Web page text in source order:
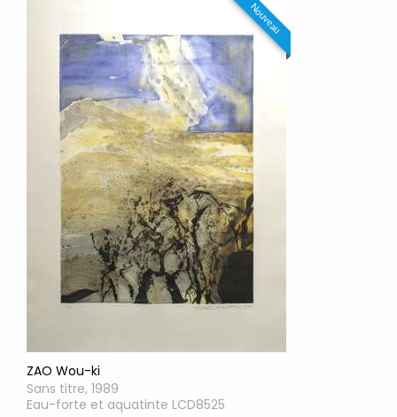
Nouveau
ZAO Wou-ki
Sans titre, 1989
Eau-forte et aquatinte LCD8525